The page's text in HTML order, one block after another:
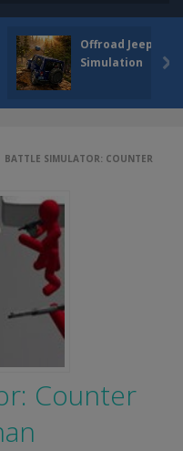
Offroad Jeep
Simulation

BATTLE SIMULATOR: COUNTER
Counter